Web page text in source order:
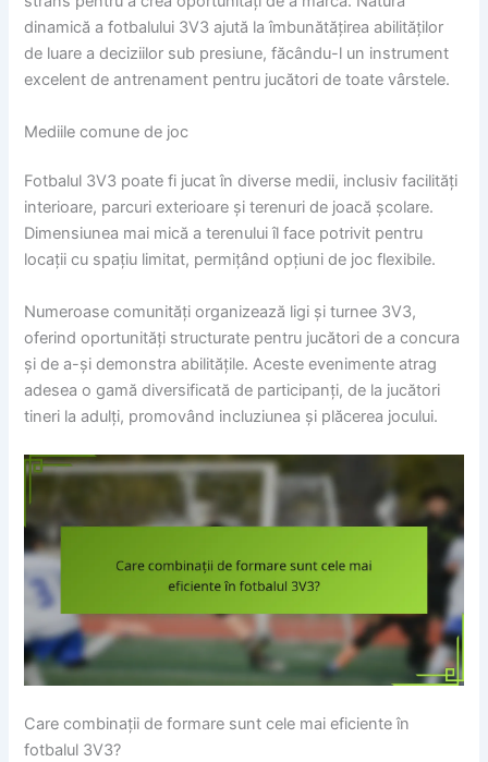
dinamică a fotbalului 3V3 ajută la îmbunătățirea abilităților
de luare a deciziilor sub presiune, făcându-l un instrument
excelent de antrenament pentru jucători de toate vârstele.
Mediile comune de joc
Fotbalul 3V3 poate fi jucat în diverse medii, inclusiv facilități
interioare, parcuri exterioare și terenuri de joacă școlare.
Dimensiunea mai mică a terenului îl face potrivit pentru
locații cu spațiu limitat, permițând opțiuni de joc flexibile.
Numeroase comunități organizează ligi și turnee 3V3,
oferind oportunități structurate pentru jucători de a concura
și de a-și demonstra abilitățile. Aceste evenimente atrag
adesea o gamă diversificată de participanți, de la jucători
tineri la adulți, promovând incluziunea și plăcerea jocului.
Care combinații de formare sunt cele mai eficiente în
fotbalul 3V3?